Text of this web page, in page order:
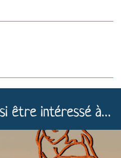
être intéressé à…